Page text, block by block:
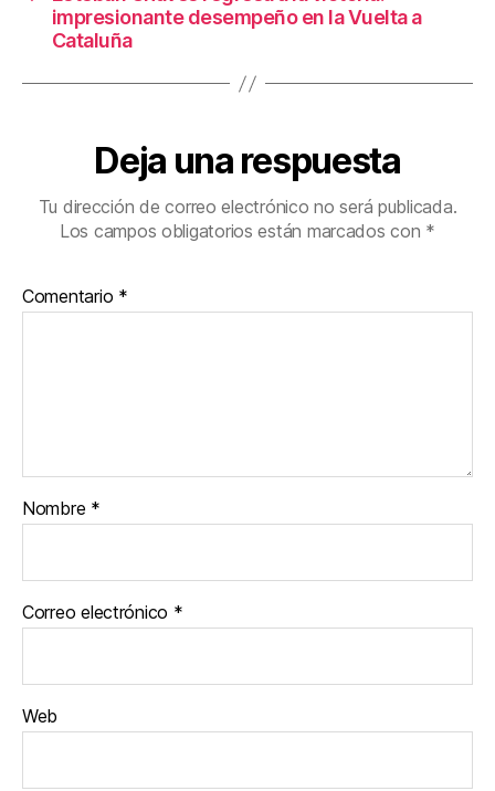
impresionante desempeño en la Vuelta a
Cataluña
Deja una respuesta
Tu dirección de correo electrónico no será publicada.
Los campos obligatorios están marcados con *
Comentario *
Nombre *
Correo electrónico *
Web